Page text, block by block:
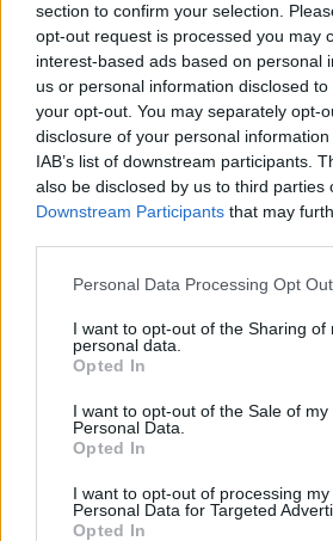
section to confirm your selection.
opt-out request is processed you may
interest-based ads based on personal
us or personal information disclosed
your opt-out. You may separately opt-
disclosure of your personal
IAB’s list of downstream participants.
also be disclosed by us to third parties
Downstream Participants that may
Personal Data Processing Opt
I want to opt-out of the Sharing of
personal data.
Opted In
I want to opt-out of the Sale of my
Personal Data.
Opted In
I want to opt-out of processing my
Personal Data for Targeted
Opted In
VW: Η δύσκολη εξίσωση της
αναδιάρθρωσης
ESG Report 2025: Πώς η ΑΒ Βασιλόπουλος
βιωσιμότητα σε καθημερινή πράξη
Stoiximan: «Πού ήσουν;» στις μεγάλες
ΠΕΡΙΣΣΌΤΕΡΑ ΣΕ ΑΥΤΉ